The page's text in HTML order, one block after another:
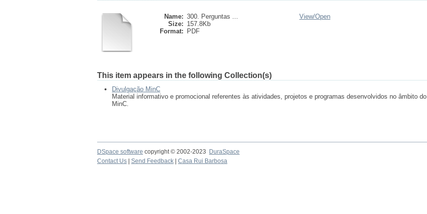
Name: 300. Perguntas ...
Size: 157.8Kb
Format:
PDF
View/Open
This item appears in the following Collection(s)
Divulgação MinC
Material informativo e promocional referentes às atividades, projetos e programas desenvolvidos no âmbito do
MinC.
DSpace software copyright © 2002-2023 DuraSpace
Contact Us
Send Feedback Casa Rui Barbosa